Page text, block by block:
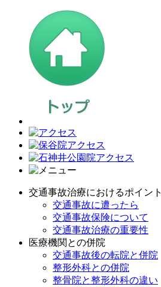
交通事故治療におけるポイント
交通事故に遭ったら
交通事故保険について
交通事故治療の重要性
医療機関との併院
交通事故後の転院と併院
整形外科との併院
整骨院と整形外科の違い